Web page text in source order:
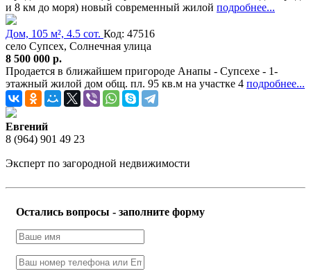
и 8 км до моря) новый современный жилой подробнее...
Дом, 105 м², 4.5 сот. Код: 47516
село Супсех, Солнечная улица
8 500 000 р.
Продается в ближайшем пригороде Анапы - Супсехе - 1-
этажный жилой дом общ. пл. 95 кв.м на участке 4 подробнее...
Евгений
8 (964) 901 49 23
Эксперт по загородной недвижимости
Остались вопросы - заполните форму